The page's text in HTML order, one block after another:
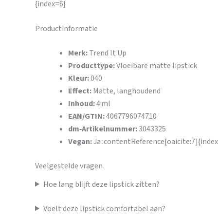
{index=6}
Productinformatie
Merk:Trend It Up
Producttype:Vloeibare matte lipstick
Kleur:040
Effect:Matte, langhoudend
Inhoud:4 ml
EAN/GTIN:4067796074710
dm‑Artikelnummer:3043325
Vegan:Ja
Veelgestelde vragen
Hoe lang blijft deze lipstick zitten?
Voelt deze lipstick comfortabel aan?